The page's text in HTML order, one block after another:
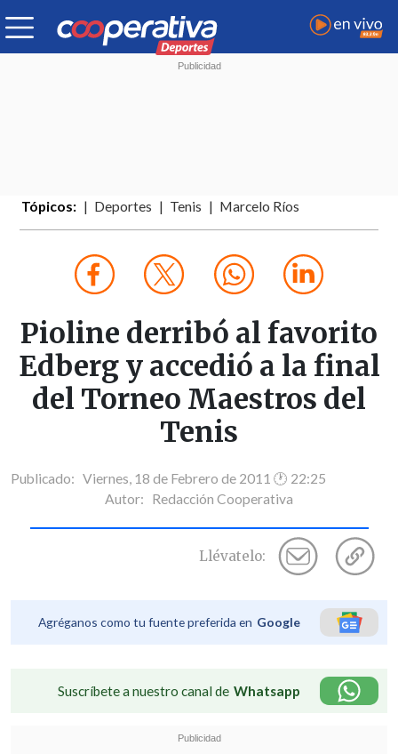
Tópicos: Deportes Tenis Marcelo Ríos
Pioline derribó al favorito
Edberg y accedió a la final
del Torneo Maestros del
Tenis
Publicado: Viernes, 18 de Febrero de 2011 🕐 22:25
Autor: Redacción Cooperativa
Llévatelo:
Agréganos como tu fuente preferida en Google
Suscríbete a nuestro canal de Whatsapp